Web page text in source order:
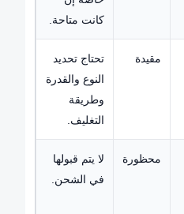
كانت متاحة.
مقيدة
تحتاج تحديد
النوع والقدرة
وطريقة
التغليف.
محظورة
لا يتم قبولها
في الشحن.